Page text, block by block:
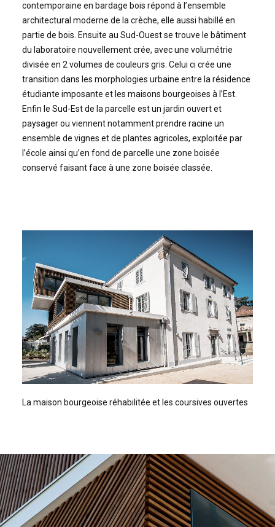
contemporaine en bardage bois répond à l’ensemble
architectural moderne de la crèche, elle aussi habillé en
partie de bois. Ensuite au Sud-Ouest se trouve le bâtiment
du laboratoire nouvellement crée, avec une volumétrie
divisée en 2 volumes de couleurs gris. Celui ci crée une
transition dans les morphologies urbaine entre la résidence
étudiante imposante et les maisons bourgeoises à l’Est.
Enfin le Sud-Est de la parcelle est un jardin ouvert et
paysager ou viennent notamment prendre racine un
ensemble de vignes et de plantes agricoles, exploitée par
l’école ainsi qu’en fond de parcelle une zone boisée
conservé faisant face à une zone boisée classée.
La maison bourgeoise réhabilitée et les coursives ouvertes